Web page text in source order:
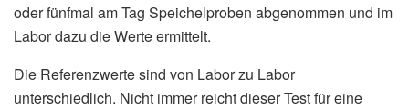
oder fünfmal am Tag Speichelproben abgenommen und im
Labor dazu die Werte ermittelt.
Die Referenzwerte sind von Labor zu Labor
unterschiedlich. Nicht immer reicht dieser Test für eine